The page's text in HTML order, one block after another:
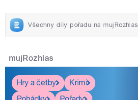
Všechny díly pořadu na mujRozhlas
mujRozhlas
Hry a četby
Krimi